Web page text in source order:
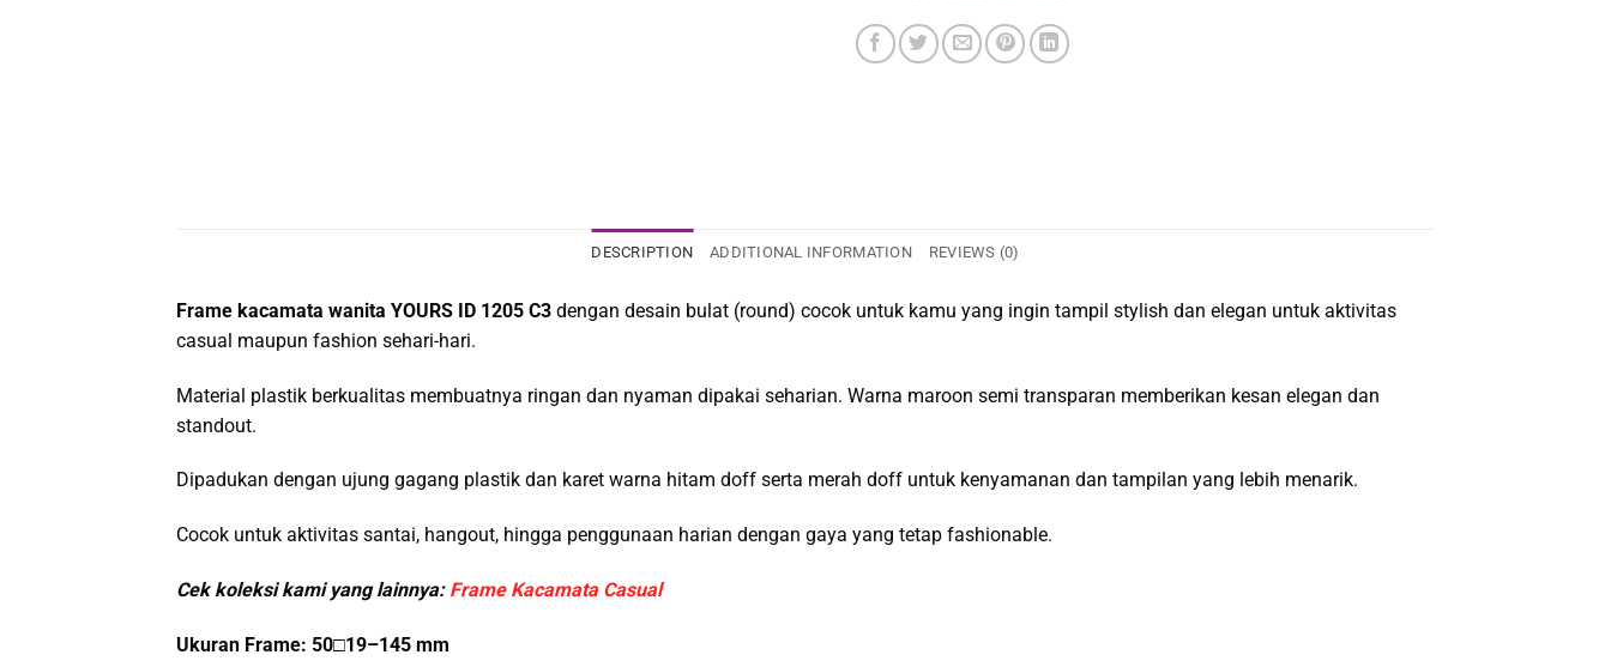
DESCRIPTION ADDITIONAL INFORMATION REVIEWS (0)
Frame kacamata wanita YOURS ID 1205 C3 dengan desain bulat (round) cocok untuk kamu yang ingin tampil stylish dan elegan untuk aktivitas
casual maupun fashion sehari-hari.
Material plastik berkualitas membuatnya ringan dan nyaman dipakai seharian. Warna maroon semi transparan memberikan kesan elegan dan
standout.
Dipadukan dengan ujung gagang plastik dan karet warna hitam doff serta merah doff untuk kenyamanan dan tampilan yang lebih menarik.
Cocok untuk aktivitas santai, hangout, hingga penggunaan harian dengan gaya yang tetap fashionable.
Cek koleksi kami yang lainnya: Frame Kacamata Casual
Ukuran Frame: 50□19–145 mm